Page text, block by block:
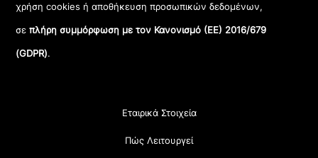
χρήση cookies ή αποθήκευση προσωπικών δεδομένων,
σεπλήρη συμμόρφωση με τον Κανονισμό (ΕΕ) 2016/679
(GDPR).
Εταιρικά Στοιχεία
Πώς Λειτουργεί